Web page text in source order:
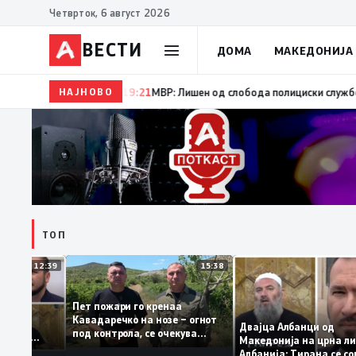
Четврток, 6 август 2026
ВЕСТИ ДОМА МАКЕДОНИЈА
НАЈНОВО19:22 Ангелов: Спречена катастрофа во виничко,
ТОП
12:39
За
му
од
кога му гори
15:38
Пет пожари го кренаа
Кавадаречко на нозе – огнот
под контрола, се очекува
целосно гаснење
Двајца Албанци од
Македонија на
Албанија: Тирана